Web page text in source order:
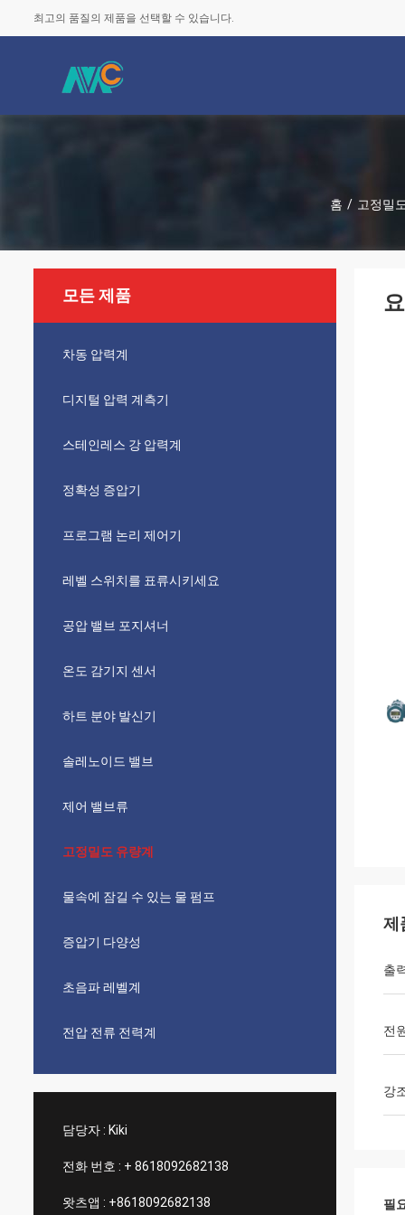
최고의 품질의 제품을 선택할 수 있습니다.
홈 / 고정밀
모든 제품
차동 압력계
디지털 압력 계측기
스테인레스 강 압력계
정확성 증압기
프로그램 논리 제어기
레벨 스위치를 표류시키세요
공압 밸브 포지셔너
온도 감기지 센서
하트 분야 발신기
솔레노이드 밸브
제어 밸브류
고정밀도 유량계
물속에 잠길 수 있는 물 펌프
증압기 다양성
초음파 레벨계
전압 전류 전력계
담당자 : Kiki
전화 번호 : + 8618092682138
왓츠앱 : +8618092682138
제
출
전
강
필